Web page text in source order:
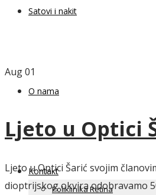
Satovi i nakit
O nama
Kontakt
Poliklinika Retina
Aug01
Ljeto u Optici
Ljeto u Optici Šarić svojim
dioptrijskog okvira odobravamo